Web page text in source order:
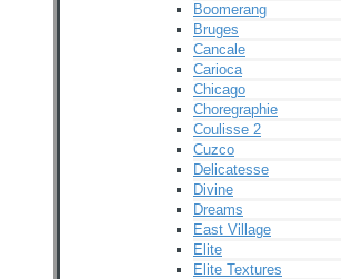
Boomerang
Bruges
Cancale
Carioca
Chicago
Choregraphie
Coulisse 2
Cuzco
Delicatesse
Divine
Dreams
East Village
Elite
Elite Textures